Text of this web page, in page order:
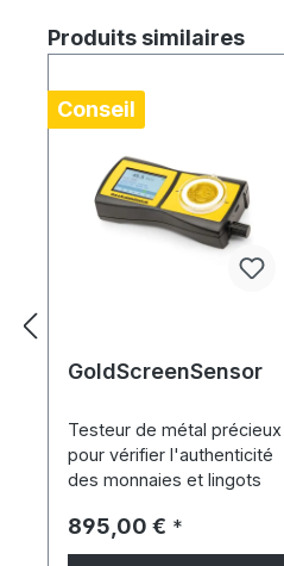
Ignorer la galerie de
Produits similaires
Conseil
GoldScreenSensor
Testeur de métal précieux
pour vérifier l'authenticité
des monnaies et lingots
Prix régulier :
895,00 € *